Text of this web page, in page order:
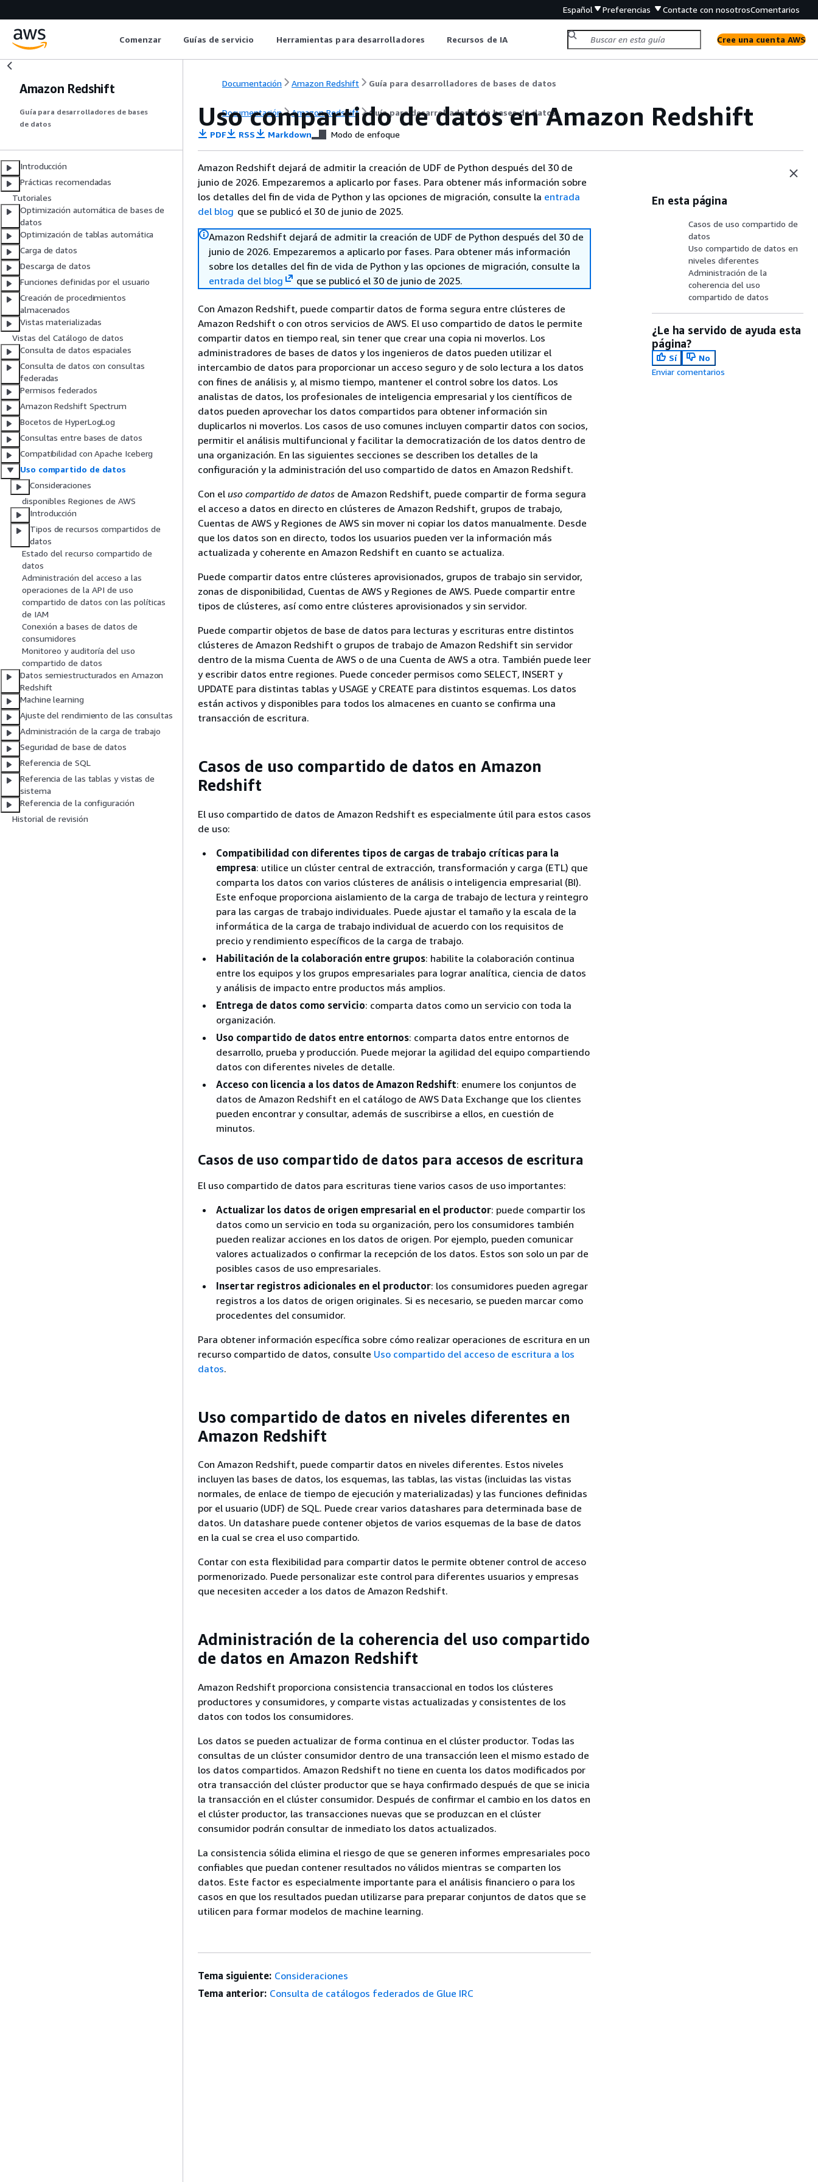
Español Preferencias Contacte con nosotrosComentarios
Comenzar Guías de servicio Herramientas para desarrolladores Recursos de IA Cree una cuenta AWS
Amazon Redshift
Guía para desarrolladores de bases
de datos
Introducción
Prácticas recomendadas
Tutoriales
Optimización automática de bases de
datos
Optimización de tablas automática
Carga de datos
Descarga de datos
Funciones definidas por el usuario
Creación de procedimientos
almacenados
Vistas materializadas
Vistas del Catálogo de datos
Consulta de datos espaciales
Consulta de datos con consultas
federadas
Permisos federados
Amazon Redshift Spectrum
Bocetos de HyperLogLog
Consultas entre bases de datos
Compatibilidad con Apache Iceberg
Uso compartido de datos
Consideraciones
disponibles Regiones de AWS
Introducción
Tipos de recursos compartidos de
datos
Estado del recurso compartido de
datos
Administración del acceso a las
operaciones de la API de uso
compartido de datos con las políticas
de IAM
Conexión a bases de datos de
consumidores
Monitoreo y auditoría del uso
compartido de datos
Datos semiestructurados en Amazon
Redshift
Machine learning
‎‎‎‎Ajuste del rendimiento de las consul‎tas
Administración de la carga de trabajo
Seguridad de base de datos
Referencia de SQL
Referencia de las tablas y vistas de
sistema
Referencia de la configuración
Historial de revisión
Documentación Amazon Redshift Guía para desarrolladores de bases de datos
Documentación Amazon Redshift Guía para desarrolladores de bases de datos
Uso compartido de datos en Amazon Redshift
PDF RSS Markdown Modo de enfoque
Amazon Redshift dejará de admitir la creación de UDF de Python después del 30 de
junio de 2026. Empezaremos a aplicarlo por fases. Para obtener más información sobre
los detalles del fin de vida de Python y las opciones de migración, consulte la entrada
del blog que se publicó el 30 de junio de 2025.
Amazon Redshift dejará de admitir la creación de UDF de Python después del 30 de
junio de 2026. Empezaremos a aplicarlo por fases. Para obtener más información
sobre los detalles del fin de vida de Python y las opciones de migración, consulte la
entrada del blog
que se publicó el 30 de junio de 2025.
Con Amazon Redshift, puede compartir datos de forma segura entre clústeres de
Amazon Redshift o con otros servicios de AWS. El uso compartido de datos le permite
compartir datos en tiempo real, sin tener que crear una copia ni moverlos. Los
administradores de bases de datos y los ingenieros de datos pueden utilizar el
intercambio de datos para proporcionar un acceso seguro y de solo lectura a los datos
con fines de análisis y, al mismo tiempo, mantener el control sobre los datos. Los
analistas de datos, los profesionales de inteligencia empresarial y los científicos de
datos pueden aprovechar los datos compartidos para obtener información sin
duplicarlos ni moverlos. Los casos de uso comunes incluyen compartir datos con socios,
permitir el análisis multifuncional y facilitar la democratización de los datos dentro de
una organización. En las siguientes secciones se describen los detalles de la
configuración y la administración del uso compartido de datos en Amazon Redshift.
Con el uso compartido de datos de Amazon Redshift, puede compartir de forma segura
el acceso a datos en directo en clústeres de Amazon Redshift, grupos de trabajo,
Cuentas de AWS y Regiones de AWS sin mover ni copiar los datos manualmente. Desde
que los datos son en directo, todos los usuarios pueden ver la información más
actualizada y coherente en Amazon Redshift en cuanto se actualiza.
Puede compartir datos entre clústeres aprovisionados, grupos de trabajo sin servidor,
zonas de disponibilidad, Cuentas de AWS y Regiones de AWS. Puede compartir entre
tipos de clústeres, así como entre clústeres aprovisionados y sin servidor.
Puede compartir objetos de base de datos para lecturas y escrituras entre distintos
clústeres de Amazon Redshift o grupos de trabajo de Amazon Redshift sin servidor
dentro de la misma Cuenta de AWS o de una Cuenta de AWS a otra. También puede leer
y escribir datos entre regiones. Puede conceder permisos como SELECT, INSERT y
UPDATE para distintas tablas y USAGE y CREATE para distintos esquemas. Los datos
están activos y disponibles para todos los almacenes en cuanto se confirma una
transacción de escritura.
Casos de uso compartido de datos en Amazon
Redshift
El uso compartido de datos de Amazon Redshift es especialmente útil para estos casos
de uso:
Compatibilidad con diferentes tipos de cargas de trabajo críticas para la
empresa: utilice un clúster central de extracción, transformación y carga (ETL) que
comparta los datos con varios clústeres de análisis o inteligencia empresarial (BI).
Este enfoque proporciona aislamiento de la carga de trabajo de lectura y reintegro
para las cargas de trabajo individuales. Puede ajustar el tamaño y la escala de la
informática de la carga de trabajo individual de acuerdo con los requisitos de
precio y rendimiento específicos de la carga de trabajo.
Habilitación de la colaboración entre grupos: habilite la colaboración continua
entre los equipos y los grupos empresariales para lograr analítica, ciencia de datos
y análisis de impacto entre productos más amplios.
Entrega de datos como servicio: comparta datos como un servicio con toda la
organización.
Uso compartido de datos entre entornos: comparta datos entre entornos de
desarrollo, prueba y producción. Puede mejorar la agilidad del equipo compartiendo
datos con diferentes niveles de detalle.
Acceso con licencia a los datos de Amazon Redshift: enumere los conjuntos de
datos de Amazon Redshift en el catálogo de AWS Data Exchange que los clientes
pueden encontrar y consultar, además de suscribirse a ellos, en cuestión de
minutos.
Casos de uso compartido de datos para accesos de escritura
El uso compartido de datos para escrituras tiene varios casos de uso importantes:
Actualizar los datos de origen empresarial en el productor: puede compartir los
datos como un servicio en toda su organización, pero los consumidores también
pueden realizar acciones en los datos de origen. Por ejemplo, pueden comunicar
valores actualizados o confirmar la recepción de los datos. Estos son solo un par de
posibles casos de uso empresariales.
Insertar registros adicionales en el productor: los consumidores pueden agregar
registros a los datos de origen originales. Si es necesario, se pueden marcar como
procedentes del consumidor.
Para obtener información específica sobre cómo realizar operaciones de escritura en un
recurso compartido de datos, consulte Uso compartido del acceso de escritura a los
datos.
Uso compartido de datos en niveles diferentes en
Amazon Redshift
Con Amazon Redshift, puede compartir datos en niveles diferentes. Estos niveles
incluyen las bases de datos, los esquemas, las tablas, las vistas (incluidas las vistas
normales, de enlace de tiempo de ejecución y materializadas) y las funciones definidas
por el usuario (UDF) de SQL. Puede crear varios datashares para determinada base de
datos. Un datashare puede contener objetos de varios esquemas de la base de datos
en la cual se crea el uso compartido.
Contar con esta flexibilidad para compartir datos le permite obtener control de acceso
pormenorizado. Puede personalizar este control para diferentes usuarios y empresas
que necesiten acceder a los datos de Amazon Redshift.
Administración de la coherencia del uso compartido
de datos en Amazon Redshift
Amazon Redshift proporciona consistencia transaccional en todos los clústeres
productores y consumidores, y comparte vistas actualizadas y consistentes de los
datos con todos los consumidores.
Los datos se pueden actualizar de forma continua en el clúster productor. Todas las
consultas de un clúster consumidor dentro de una transacción leen el mismo estado de
los datos compartidos. Amazon Redshift no tiene en cuenta los datos modificados por
otra transacción del clúster productor que se haya confirmado después de que se inicia
la transacción en el clúster consumidor. Después de confirmar el cambio en los datos en
el clúster productor, las transacciones nuevas que se produzcan en el clúster
consumidor podrán consultar de inmediato los datos actualizados.
La consistencia sólida elimina el riesgo de que se generen informes empresariales poco
confiables que puedan contener resultados no válidos mientras se comparten los
datos. Este factor es especialmente importante para el análisis financiero o para los
casos en que los resultados puedan utilizarse para preparar conjuntos de datos que se
utilicen para formar modelos de machine learning.
En esta página
Casos de uso compartido de
datos
Uso compartido de datos en
niveles diferentes
Administración de la
coherencia del uso
compartido de datos
¿Le ha servido de ayuda esta
página?
Sí
No
Enviar comentarios
Tema siguiente: Consideraciones
Tema anterior: Consulta de catálogos federados de Glue IRC